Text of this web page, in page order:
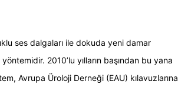
ses dalgaları ile dokuda yeni damar
2010’lu yılların başından bu yana
Avrupa Üroloji Derneği (EAU) kılavuzlarına